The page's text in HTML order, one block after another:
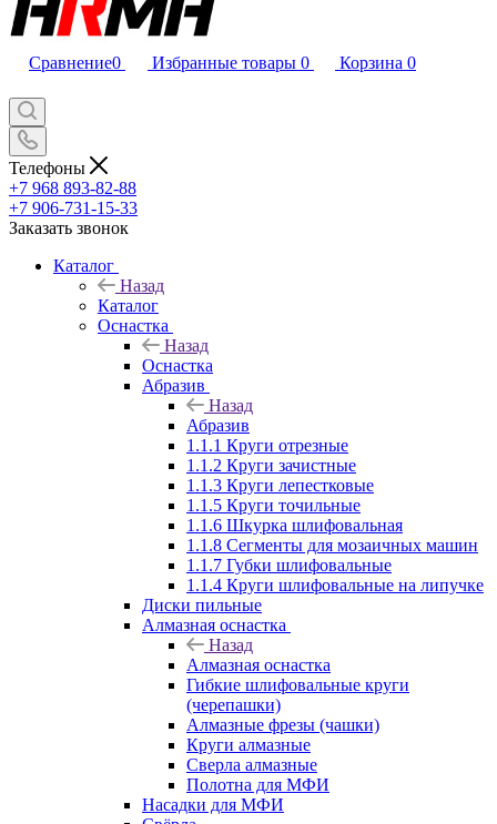
Сравнение0 Избранные товары 0 Корзина 0
Телефоны
+7 968 893-82-88
+7 906-731-15-33
Заказать звонок
Каталог
Назад
Каталог
Оснастка
Назад
Оснастка
Абразив
Назад
Абразив
1.1.1 Круги отрезные
1.1.2 Круги зачистные
1.1.3 Круги лепестковые
1.1.5 Круги точильные
1.1.6 Шкурка шлифовальная
1.1.8 Сегменты для мозаичных машин
1.1.7 Губки шлифовальные
1.1.4 Круги шлифовальные на липучке
Диски пильные
Алмазная оснастка
Назад
Алмазная оснастка
Гибкие шлифовальные круги
(черепашки)
Алмазные фрезы (чашки)
Круги алмазные
Сверла алмазные
Полотна для МФИ
Насадки для МФИ